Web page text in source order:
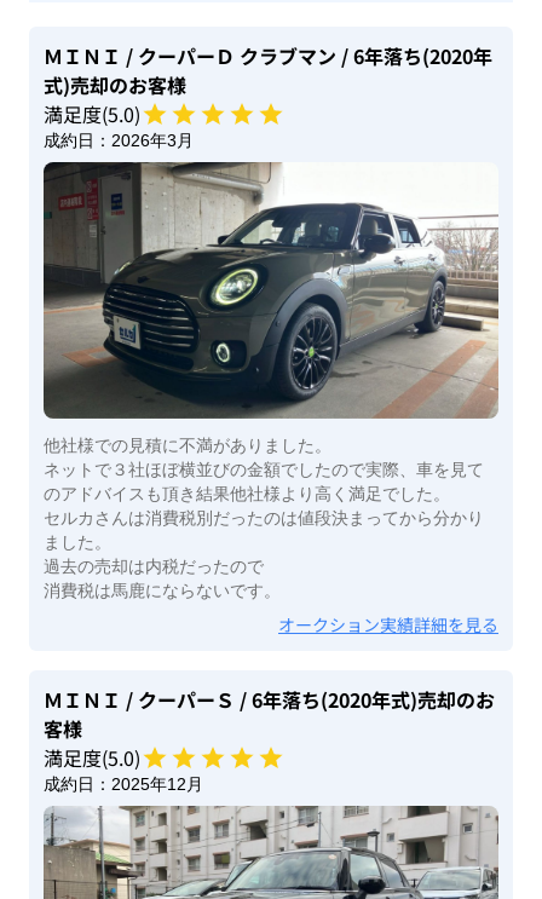
ＭＩＮＩ / クーパーＤ クラブマン / 6年落ち(2020年
式)売却のお客様
満足度(5.0)
成約日： 2026年3月
他社様での見積に不満がありました。
ネットで３社ほぼ横並びの金額でしたので実際、車を見て
のアドバイスも頂き結果他社様より高く満足でした。
セルカさんは消費税別だったのは値段決まってから分かり
ました。
過去の売却は内税だったので
消費税は馬鹿にならないです。
オークション実績詳細を見る
ＭＩＮＩ / クーパーＳ / 6年落ち(2020年式)売却のお
客様
満足度(5.0)
成約日： 2025年12月